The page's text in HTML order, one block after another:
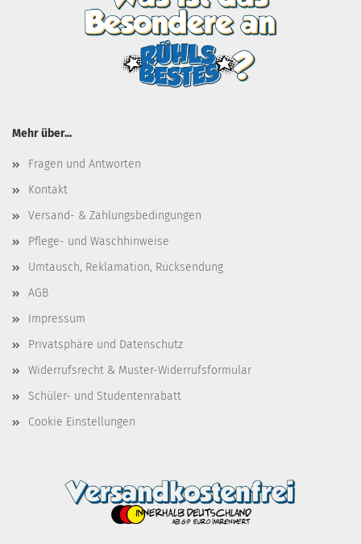
Mehr über...
Fragen und Antworten
Kontakt
Versand- & Zahlungsbedingungen
Pflege- und Waschhinweise
Umtausch, Reklamation, Rücksendung
AGB
Impressum
Privatsphäre und Datenschutz
Widerrufsrecht & Muster-Widerrufsformular
Schüler- und Studentenrabatt
Cookie Einstellungen